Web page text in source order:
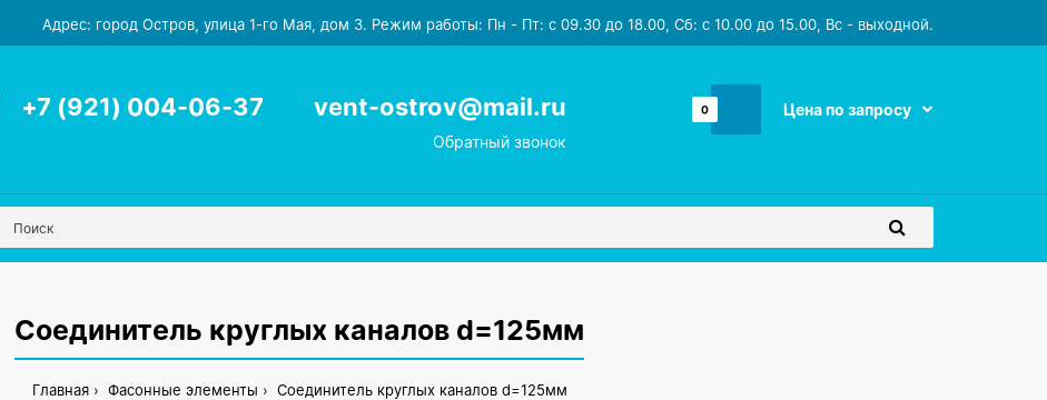
Адрес: город Остров, улица 1-го Мая, дом 3. Режим работы: Пн - Пт: с 09.30 до 18.00, Сб: с 10.00 до 15.00, Вс - выходной.
+7 (921) 004-06-37 vent-ostrov@mail.ru
Обратный звонок
0 Цена по запросу
Соединитель круглых каналов d=125мм
Главная Фасонные элементы Соединитель круглых каналов d=125мм